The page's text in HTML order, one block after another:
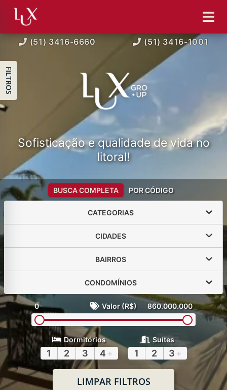
(51) 3416-6660 (51) 3416-1001
Sofisticação e qualidade de vida no
litoral!
BUSCA COMPLETA POR CÓDIGO
CATEGORIAS
CIDADES
BAIRROS
CONDOMÍNIOS
0 Valor (R$) 860.000.000
Dormitórios
1 2 3 4 +
Suítes
1 2 3 +
LIMPAR FILTROS
FILTROS